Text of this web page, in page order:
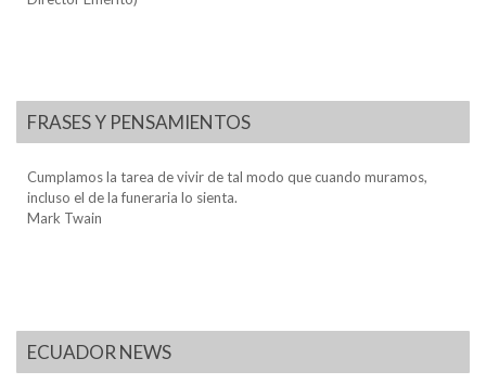
FRASES Y PENSAMIENTOS
Cumplamos la tarea de vivir de tal modo que cuando muramos,
incluso el de la funeraria lo sienta.
Mark Twain
ECUADOR NEWS